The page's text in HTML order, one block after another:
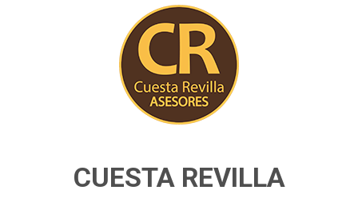
CUESTA REVILLA